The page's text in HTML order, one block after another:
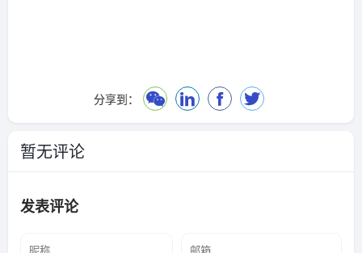
分享到：
暂无评论
发表评论